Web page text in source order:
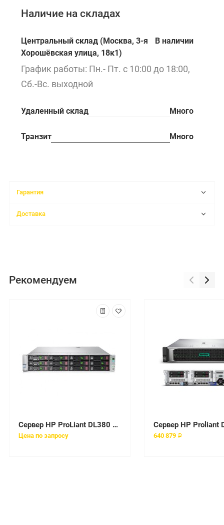
Наличие на складах
Центральный склад (Москва, 3-я
Хорошёвская улица, 18к1)
В наличии
График работы: Пн.- Пт. с 10:00 до 18:00,
Сб.-Вс. выходной
Удаленный склад Много
Транзит Много
Гарантия
Доставка
Рекомендуем
Сервер HP ProLiant DL380 Gen9 [752687-B21]
Цена по запросу 640 879 ₽